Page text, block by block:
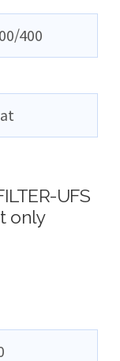
400
UFS
only